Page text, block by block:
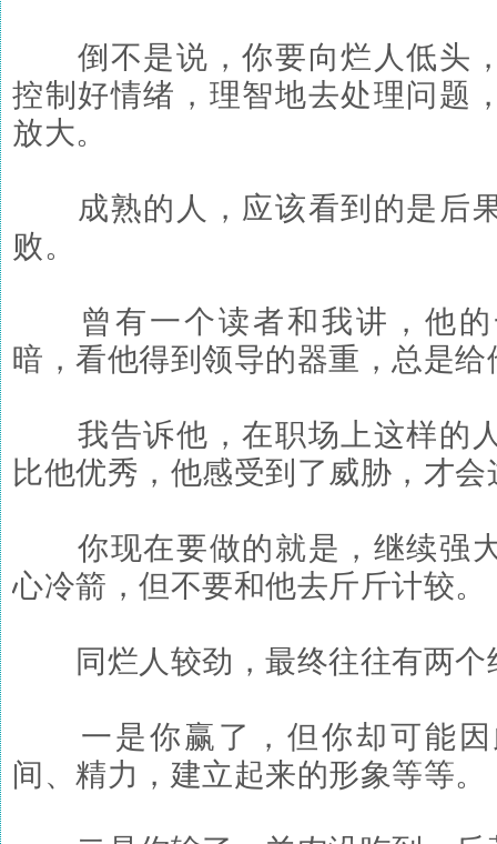
倒不是说，你要向烂人低头
控制好情绪，理智地去处理问题
放大。
成熟的人，应该看到的是后
败。
曾有一个读者和我讲，他的
暗，看他得到领导的器重，总是给
我告诉他，在职场上这样的
比他优秀，他感受到了威胁，才会
你现在要做的就是，继续强
心冷箭，但不要和他去斤斤计较。
同烂人较劲，最终往往有两个
一是你赢了，但你却可能因
间、精力，建立起来的形象等等。